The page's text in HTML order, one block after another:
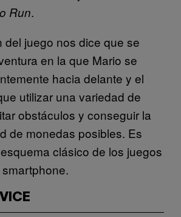
Run.
del juego nos dice que se
en la que Mario se
hacia delante y el
utilizar una variedad de
obstáculos y conseguir la
de monedas posibles. Es
clásico de los juegos